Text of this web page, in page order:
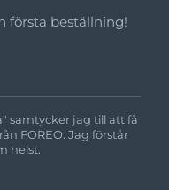
första beställning!
samtycker jag till att få
FOREO. Jag förstår
helst.